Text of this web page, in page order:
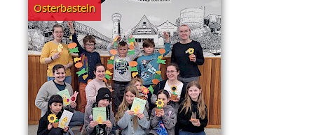
Osterbasteln